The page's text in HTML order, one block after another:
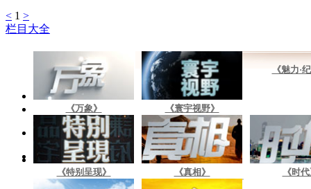
< 1 >
栏目大全
《万象》 《寰宇视野》
《魅力·
《特别呈现》 《真相》 《时